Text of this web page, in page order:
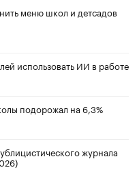
меню школ и детсадов
использовать ИИ в работе
подорожал на 6,3%
журнала